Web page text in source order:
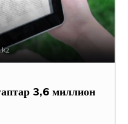
3,6 миллион